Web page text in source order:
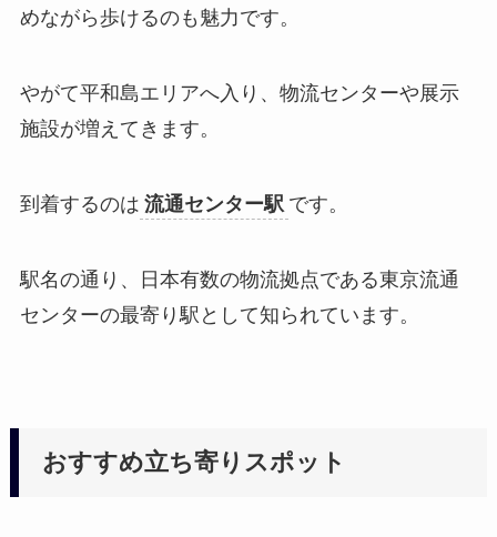
めながら歩けるのも魅力です。
やがて平和島エリアへ入り、物流センターや展示
施設が増えてきます。
到着するのは 流通センター駅 です。
駅名の通り、日本有数の物流拠点である東京流通
センターの最寄り駅として知られています。
おすすめ立ち寄りスポット